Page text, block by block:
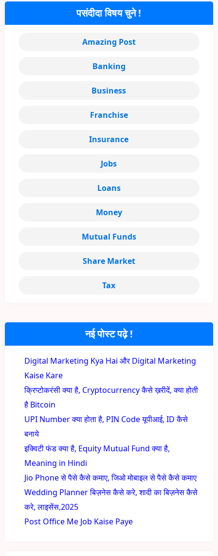
नई पोस्ट पढ़े !
Digital Marketing Kya Hai और Digital Marketing
Kaise Kare
क्रिप्टोकरंसी क्या है, Cryptocurrency कैसे ख़रीदें, क्या होती
है Bitcoin
UPI Number क्या होता है, PIN Code यूपीआई, ID कैसे
बनाये
इक्विटी फंड क्या है, Equity Mutual Fund क्या है,
Meaning in Hindi
Jio Phone से पैसे कैसे कमाए, जिओ मोबाइल से पैसे कैसे कमाए
Wedding Planner बिज़नेस कैसे करे, शादी का बिज़नेस कैसे
करे, लाइसेंस,2025
Post Office Me Job Kaise Paye
पसंदीदा विषय चुने !
Amazing Post
Banking
Business
Franchise
Insurance
Jobs
Loans
Money
Mutual Funds
Share Market
Tax